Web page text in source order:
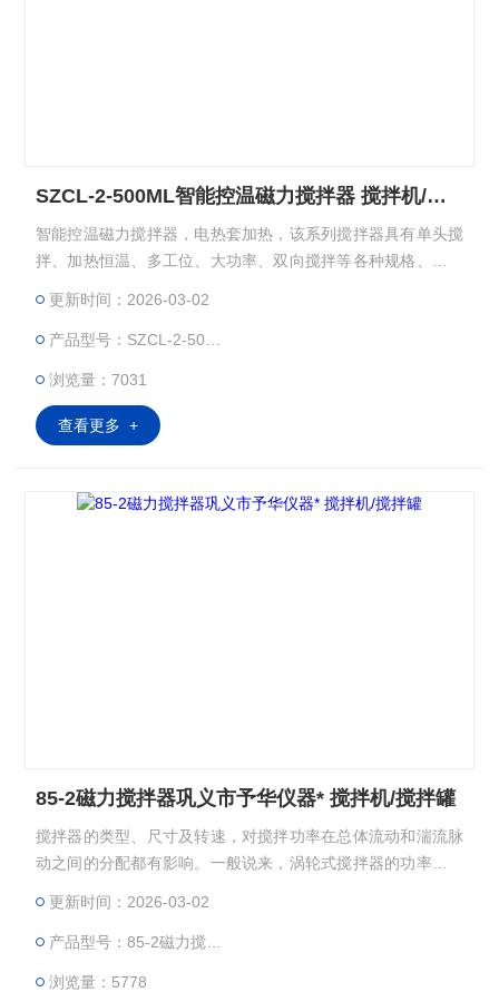
SZCL-2-500ML智能控温磁力搅拌器 搅拌机/搅拌罐
智能控温磁力搅拌器，电热套加热，该系列搅拌器具有单头搅
拌、加热恒温、多工位、大功率、双向搅拌等各种规格、型号
更新时间：2026-03-02
产品型号：SZCL-2-500ML
浏览量：7031
查看更多 +
85-2磁力搅拌器巩义市予华仪器* 搅拌机/搅拌罐
搅拌器的类型、尺寸及转速，对搅拌功率在总体流动和湍流脉
动之间的分配都有影响。一般说来，涡轮式搅拌器的功率分配
速的搅拌器，功率主要消耗于总体流动，有利于宏观混合。小
更新时间：2026-03-02
产品型号：85-2磁力搅拌器
浏览量：5778